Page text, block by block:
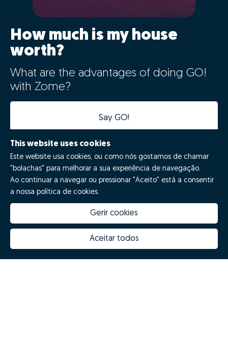
How much is my house
worth?
What are the advantages of doing GO!
with Zome?
Say GO!
How much is my house worth
Why choose Zome
Prizes
Zome Innovation
Hubs Zome
Contacts
This website uses cookies
Este website usa cookies, ou como nós gostamos de chamar
"bolachas" para melhorar a sua experiência de navegação.
Ao continuar a navegar ou pressionar "Aceito" está a consentir
a nossa política de cookies.
Gerir cookies
Aceitar todos